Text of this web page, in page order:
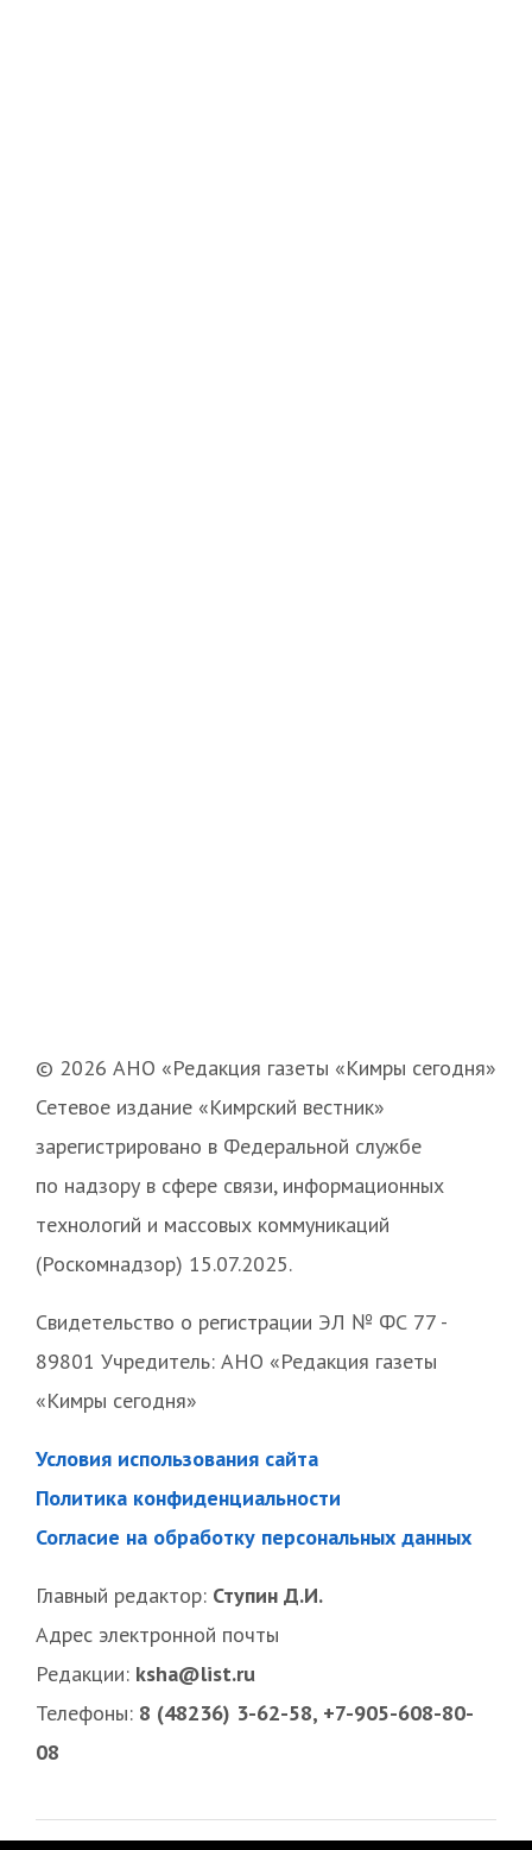
© 2026 АНО «Редакция газеты «Кимры сегодня»
Сетевое издание «Кимрский вестник»
зарегистрировано в Федеральной службе
по надзору в сфере связи, информационных
технологий и массовых коммуникаций
(Роскомнадзор) 15.07.2025.
Свидетельство о регистрации ЭЛ № ФС 77 -
89801 Учредитель: АНО «Редакция газеты
«Кимры сегодня»
Условия использования сайта
Политика конфиденциальности
Согласие на обработку персональных данных
Главный редактор: Ступин Д.И.
Адрес электронной почты
Редакции: ksha@list.ru
Телефоны: 8 (48236) 3-62-58, +7-905-608-80-
08